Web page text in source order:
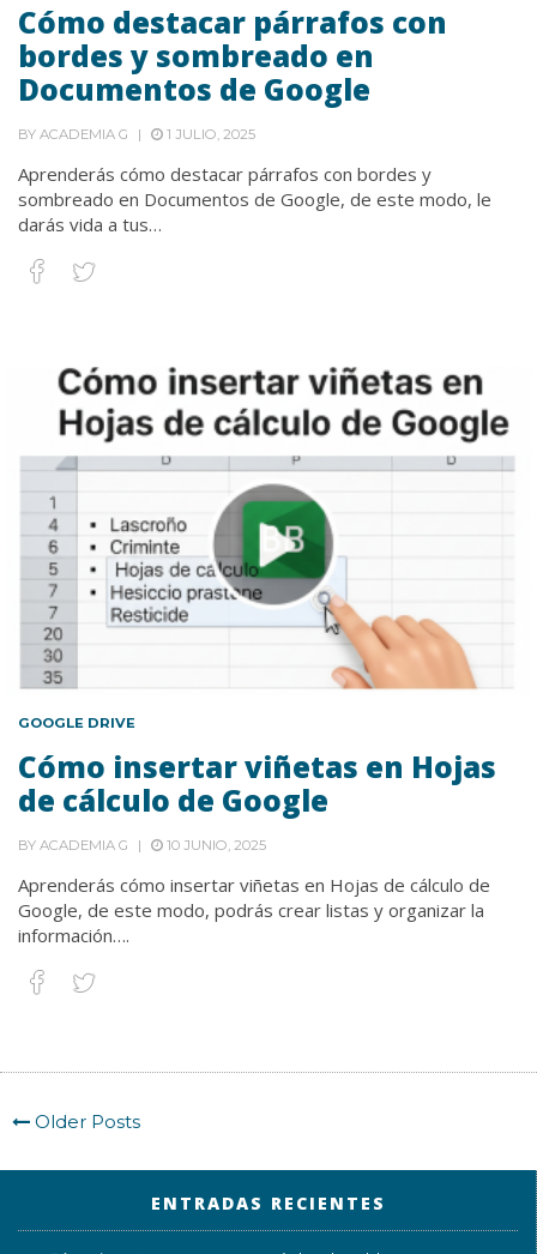
Cómo destacar párrafos con
bordes y sombreado en
Documentos de Google
BY ACADEMIA G 1 JULIO, 2025
Aprenderás cómo destacar párrafos con bordes y
sombreado en Documentos de Google, de este modo, le
darás vida a tus…
GOOGLE DRIVE
Cómo insertar viñetas en Hojas
de cálculo de Google
BY ACADEMIA G 10 JUNIO, 2025
Aprenderás cómo insertar viñetas en Hojas de cálculo de
Google, de este modo, podrás crear listas y organizar la
información….
Older Posts
ENTRADAS RECIENTES